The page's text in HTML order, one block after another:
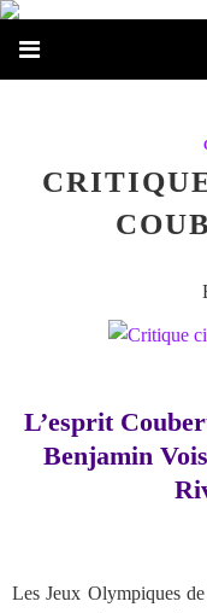
L’esprit
Benjamin
Les Jeux Olympiques